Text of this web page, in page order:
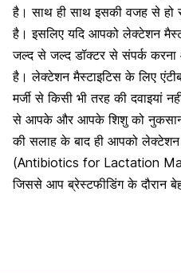
है। साथ ही साथ इसकी वजह से हो
है। इसलिए यदि आपको लेक्टेशन
जल्द से जल्द डॉक्टर से संपर्क
है। लेक्टेशन मैस्टाइटिस के लिए
मर्जी से किसी भी तरह की दवाइयां
से आपके और आपके शिशु को नुकसान
की सलाह के बाद ही आपको
(Antibiotics for Lactation
जिससे आप ब्रेस्टफीडिंग के दौरान